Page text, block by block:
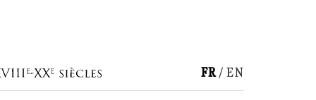
FR EN